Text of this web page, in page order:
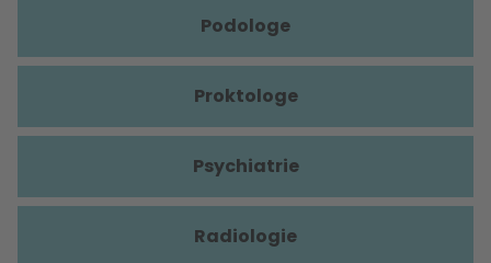
Podologe
Proktologe
Psychiatrie
Radiologie